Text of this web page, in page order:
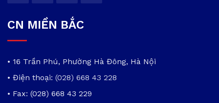
CN MIỀN BẮC
• 16 Trần Phú, Phường Hà Đông, Hà Nội
• Điện thoại: (028) 668 43 228
• Fax: (028) 668 43 229